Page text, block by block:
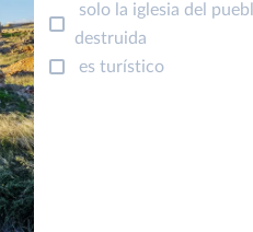
solo la iglesia del
destruida
es turístico